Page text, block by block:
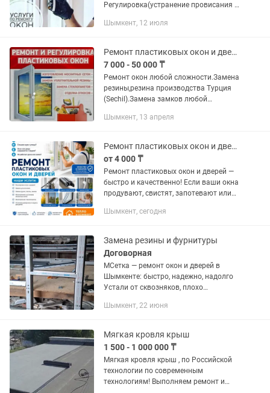
Регулировка(устранение провисания и
замков, стеклопакетов, детские
доводчик...
Шымкент, 12 июля
Ремонт пластиковых окон и дверей
7 000 - 50 000 ₸
Ремонт окон любой сложности.Замена
резины,резина производства Турция
(Sechil).Замена замков любой
простого на сложный,замена
цвета.Замена...
Шымкент, 13 апреля
Ремонт пластиковых окон и дверей. Шымкент
от 4 000 ₸
Ремонт пластиковых окон и дверей —
быстро и качественно! Если ваши окна
продувают, свистят, запотевают или
проблему в короткие сроки. Меня зовут
Шымкент, сегодня
Замена резины и фурнитуры
Договорная
МСетка — ремонт окон и дверей в
Шымкенте: быстро, надежно, надолго
Устали от сквозняков, плохо
ручек? Мы решаем любые проблемы с
чтобы...
Шымкент, 22 июня
Мягкая кровля крыш
1 500 - 1 000 000 ₸
Мягкая кровля крыш , по Российской
технологии по современным
технологиям! Выполняем ремонт и